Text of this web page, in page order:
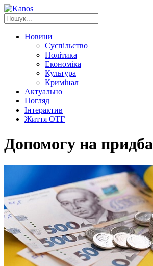
Новини
Суспільство
Політика
Економіка
Культура
Кримінал
Актуально
Погляд
Інтерактив
Життя ОТГ
Допомогу на